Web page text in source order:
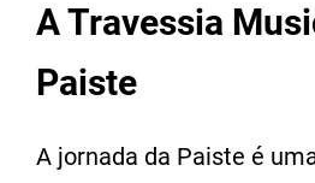
A Travessia
Paiste
A jornada da Paiste é